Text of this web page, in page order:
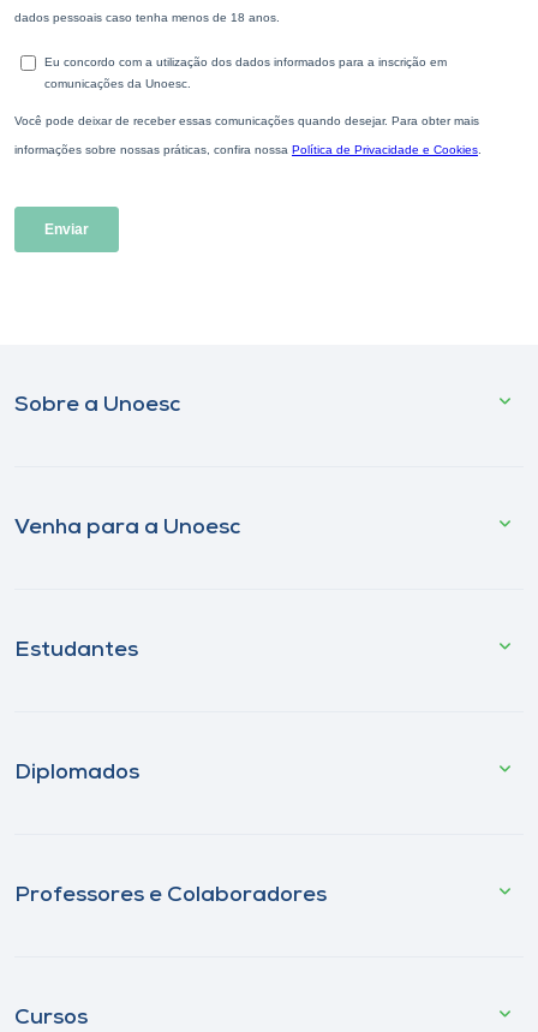
Sobre a Unoesc
Venha para a Unoesc
Estudantes
Diplomados
Professores e Colaboradores
Cursos